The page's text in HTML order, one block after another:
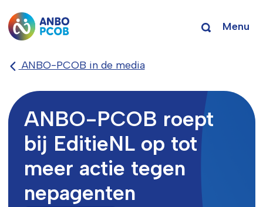
Menu
ANBO-PCOB in de media
ANBO-PCOB roept
bij EditieNL op tot
meer actie tegen
nepagenten